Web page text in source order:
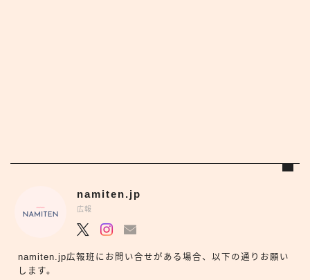
namiten.jp
広報
namiten.jp広報班にお問い合せがある場合、以下の通りお願い
します。